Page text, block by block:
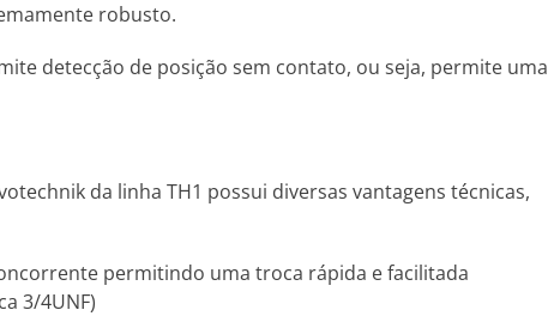
robusto.
detecção de posição sem contato, ou seja, permite uma
da linha TH1 possui diversas vantagens técnicas,
permitindo uma troca rápida e facilitada
3/4UNF)